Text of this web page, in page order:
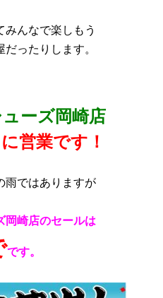
んなで楽しもう
ったりします。
ーズ岡崎店
営業です！
雨ではありますが
岡崎店のセールは
です。